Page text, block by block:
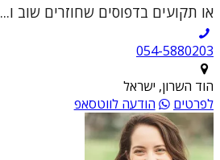
או תקועים בדפוסים שחוזרים שוב ו...
054-5880203
הוד השרון, ישראל
לפרטים
הודעה לווטסאפ